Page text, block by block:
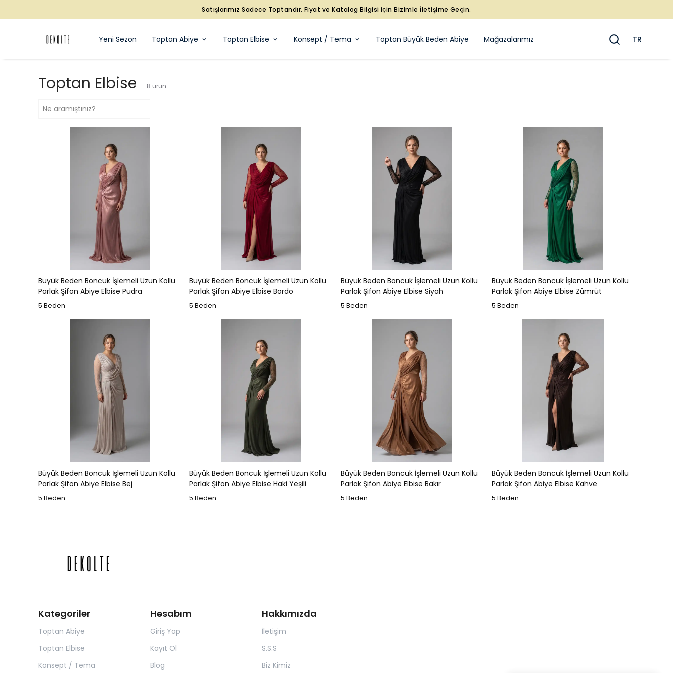
Satışlarımız Sadece Toptandır. Fiyat ve Katalog Bilgisi için Bizimle İletişime Geçin.
Yeni Sezon Toptan Abiye Toptan Elbise Konsept / Tema Toptan Büyük Beden Abiye Mağazalarımız TR
Toptan Elbise 8 ürün
Büyük Beden Boncuk İşlemeli Uzun Kollu
Parlak Şifon Abiye Elbise Pudra
5 Beden
Büyük Beden Boncuk İşlemeli Uzun Kollu
Parlak Şifon Abiye Elbise Bordo
5 Beden
Büyük Beden Boncuk İşlemeli Uzun Kollu
Parlak Şifon Abiye Elbise Siyah
5 Beden
Büyük Beden Boncuk İşlemeli Uzun Kollu
Parlak Şifon Abiye Elbise Zümrüt
5 Beden
Büyük Beden Boncuk İşlemeli Uzun Kollu
Parlak Şifon Abiye Elbise Bej
5 Beden
Büyük Beden Boncuk İşlemeli Uzun Kollu
Parlak Şifon Abiye Elbise Haki Yeşili
5 Beden
Büyük Beden Boncuk İşlemeli Uzun Kollu
Parlak Şifon Abiye Elbise Bakır
5 Beden
Büyük Beden Boncuk İşlemeli Uzun Kollu
Parlak Şifon Abiye Elbise Kahve
5 Beden
Kategoriler
Toptan Abiye
Toptan Elbise
Konsept / Tema
Hesabım
Giriş Yap
Kayıt Ol
Blog
Hakkımızda
İletişim
S.S.S
Biz Kimiz